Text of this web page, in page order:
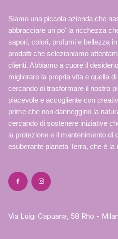
Siamo una piccola azienda che
abbracciare un po' la ricchezza
sapori, colori, profumi e bellezza
prodotti che selezioniamo
clienti. Abbiamo a cuore il
migliorare la propria vita e quella
cercando di trasformare il nostro
piacevole e accogliente con
prime che non danneggino la
cercando di sostenere iniziative
la protezione e il mantenimento di
esuberante pianeta Terra, che è la
Via Luigi Capuana, 58 Rho -